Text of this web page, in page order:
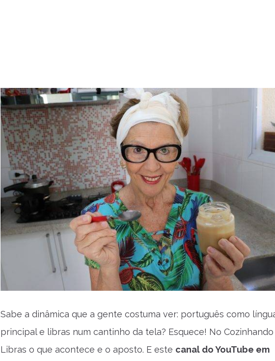
Sabe a dinâmica que a gente costuma ver: português como
principal e libras num cantinho da tela? Esquece! No
Libras o que acontece e o aposto. E este canal do YouTube em